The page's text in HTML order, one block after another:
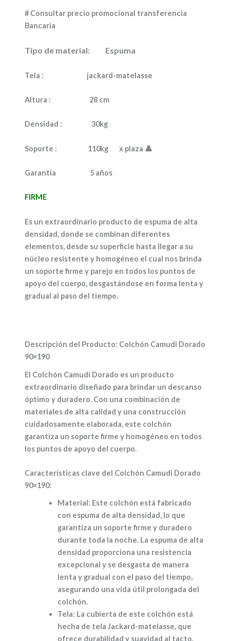
# Consultar precio promocional transferencia
Bancaria
Tipo de material: Espuma
Tela : jackard-matelasse
Altura : 28 cm
Densidad : 30kg
Soporte : 110kg x plaza 👤
Garantia 5 años
FIRME
Es un extraordinario producto de espuma de alta
densidad, donde se combinan diferentes
elementos, desde su superficie hasta llegar a su
núcleo resistente y homogéneo el cual nos brinda
un soporte firme y parejo en todos los puntos de
apoyo del cuerpo, desgastándose en forma lenta y
gradual al paso del tiempo.
Descripción del Producto: Colchón Camudi Dorado
90×190
El Colchón Camudi Dorado es un producto
extraordinario diseñado para brindar un descanso
óptimo y duradero. Con una combinación de
materiales de alta calidad y una construcción
cuidadosamente elaborada, este colchón
garantiza un soporte firme y homogéneo en todos
los puntos de apoyo del cuerpo.
Características clave del Colchón Camudi Dorado
90×190:
Material: Este colchón está fabricado
con espuma de alta densidad, lo que
garantiza un soporte firme y duradero
durante toda la noche. La espuma de alta
densidad proporciona una resistencia
excepcional y se desgasta de manera
lenta y gradual con el paso del tiempo,
asegurando una vida útil prolongada del
colchón.
Tela: La cubierta de este colchón está
hecha de tela Jackard-matelasse, que
ofrece durabilidad y suavidad al tacto.